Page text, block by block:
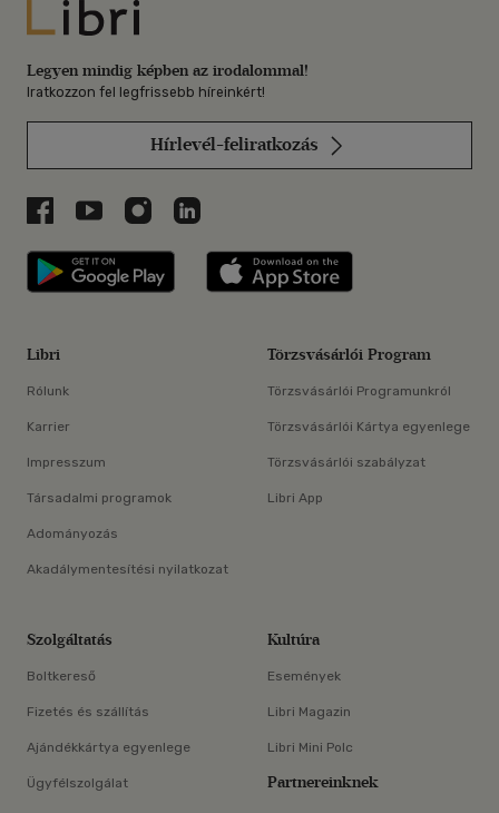
Libri
Legyen mindig képben az irodalommal!
Iratkozzon fel legfrissebb híreinkért!
Hírlevél-feliratkozás
Libri a Facebookon
Libri a Youtube-on
Libri az Instagramon
Libri a LinkedInen
Libri applikáció Szerezd meg: Google
Libri
Rólunk
Karrier
Impresszum
Társadalmi programok
Adományozás
Akadálymentesítési nyilatkozat
Törzsvásárlói Program
Törzsvásárlói Programunkról
Törzsvásárlói Kártya egyenlege
Törzsvásárlói szabályzat
Libri App
Szolgáltatás
Boltkereső
Fizetés és szállítás
Ajándékkártya egyenlege
Ügyfélszolgálat
Kultúra
Események
Libri Magazin
Libri Mini Polc
Partnereinknek